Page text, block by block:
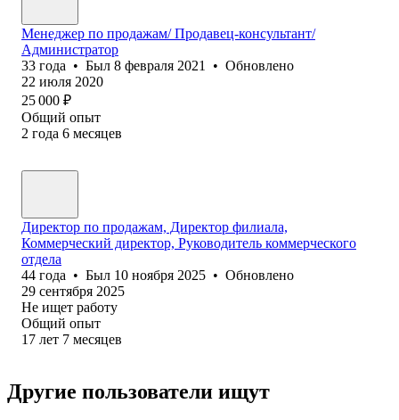
Менеджер по продажам/ Продавец-консультант/
Администратор
33 года • Был 8 февраля 2021 • Обновлено
22 июля 2020
25 000 ₽
Общий опыт
2 года 6 месяцев
Директор по продажам, Директор филиала,
Коммерческий директор, Руководитель коммерческого
отдела
44 года • Был 10 ноября 2025 • Обновлено
29 сентября 2025
Не ищет работу
Общий опыт
17 лет 7 месяцев
Другие пользователи ищут